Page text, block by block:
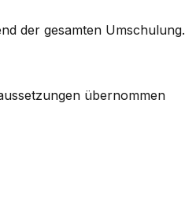
der gesamten Umschulung.
übernommen